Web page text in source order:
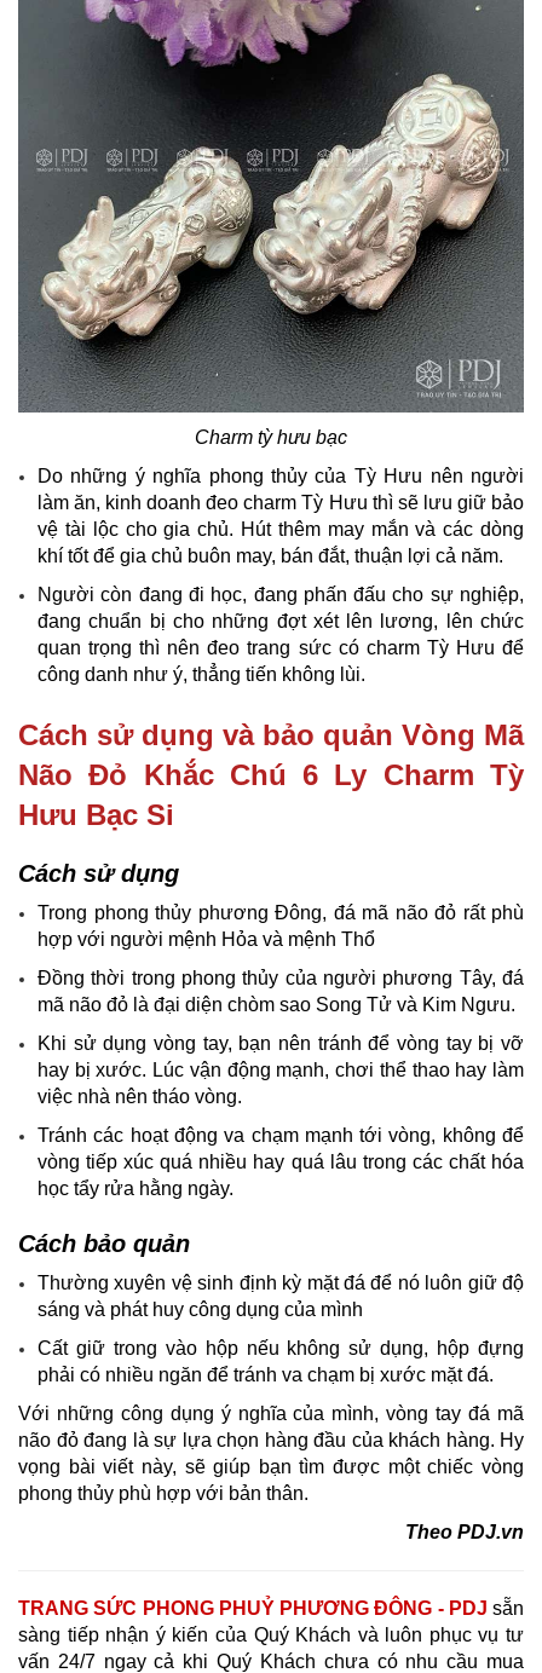
Charm tỳ hưu bạc
Do những ý nghĩa phong thủy của Tỳ Hưu nên người
làm ăn, kinh doanh đeo charm Tỳ Hưu thì sẽ lưu giữ bảo
vệ tài lộc cho gia chủ. Hút thêm may mắn và các dòng
khí tốt để gia chủ buôn may, bán đắt, thuận lợi cả năm.
Người còn đang đi học, đang phấn đấu cho sự nghiệp,
đang chuẩn bị cho những đợt xét lên lương, lên chức
quan trọng thì nên đeo trang sức có charm Tỳ Hưu để
công danh như ý, thẳng tiến không lùi.
Cách sử dụng và bảo quản Vòng Mã
Não Đỏ Khắc Chú 6 Ly Charm Tỳ
Hưu Bạc Si
Cách sử dụng
Trong phong thủy phương Đông, đá mã não đỏ rất phù
hợp với người mệnh Hỏa và mệnh Thổ
Đồng thời trong phong thủy của người phương Tây, đá
mã não đỏ là đại diện chòm sao Song Tử và Kim Ngưu.
Khi sử dụng vòng tay, bạn nên tránh để vòng tay bị vỡ
hay bị xước. Lúc vận động mạnh, chơi thể thao hay làm
việc nhà nên tháo vòng.
Tránh các hoạt động va chạm mạnh tới vòng, không để
vòng tiếp xúc quá nhiều hay quá lâu trong các chất hóa
học tẩy rửa hằng ngày.
Cách bảo quản
Thường xuyên vệ sinh định kỳ mặt đá để nó luôn giữ độ
sáng và phát huy công dụng của mình
Cất giữ trong vào hộp nếu không sử dụng, hộp đựng
phải có nhiều ngăn để tránh va chạm bị xước mặt đá.
Với những công dụng ý nghĩa của mình, vòng tay đá mã
não đỏ đang là sự lựa chọn hàng đầu của khách hàng. Hy
vọng bài viết này, sẽ giúp bạn tìm được một chiếc vòng
phong thủy phù hợp với bản thân.
Theo PDJ.vn
TRANG SỨC PHONG PHUỶ PHƯƠNG ĐÔNG - PDJ sẵn
sàng tiếp nhận ý kiến của Quý Khách và luôn phục vụ tư
vấn 24/7 ngay cả khi Quý Khách chưa có nhu cầu mua